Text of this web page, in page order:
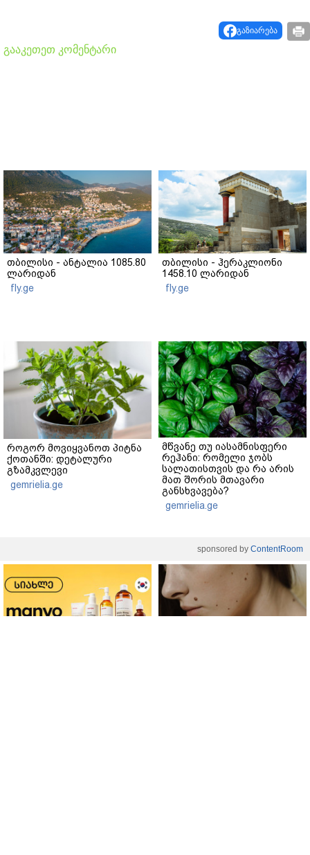
გაზიარება
გააკეთეთ კომენტარი
თბილისი - ანტალია 1085.80
ლარიდან
fly.ge
თბილისი - ჰერაკლიონი
1458.10 ლარიდან
fly.ge
როგორ მოვიყვანოთ პიტნა
ქოთანში: დეტალური
გზამკვლევი
gemrielia.ge
მწვანე თუ იასამნისფერი
რეჰანი: რომელი ჯობს
სალათისთვის და რა არის
მათ შორის მთავარი
განსხვავება?
gemrielia.ge
sponsored by ContentRoom